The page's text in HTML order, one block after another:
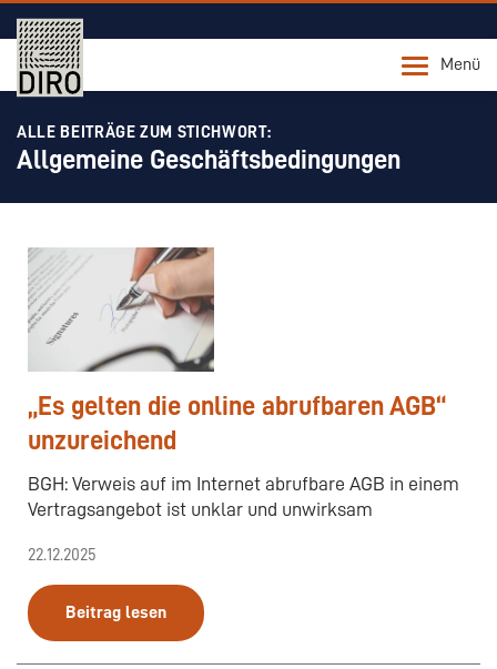
Menü
ALLE BEITRÄGE ZUM STICHWORT:
Allgemeine Geschäftsbedingungen
„Es gelten die online abrufbaren AGB“
unzureichend
BGH: Verweis auf im Internet abrufbare AGB in einem
Vertragsangebot ist unklar und unwirksam
22.12.2025
Beitrag lesen